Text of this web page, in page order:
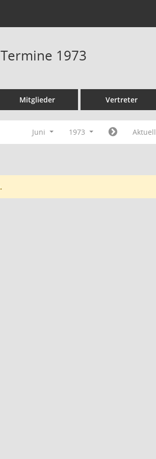
1973
Mitglieder Vertreter
Juni 1973 Aktuell